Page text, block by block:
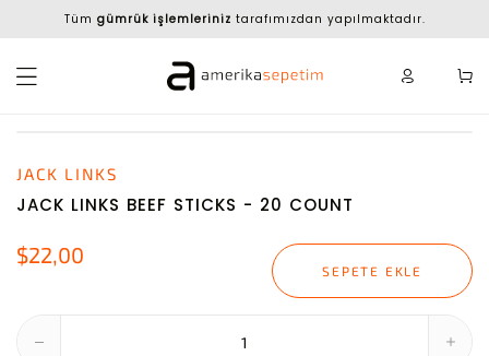
Tüm gümrük işlemleriniz tarafımızdan yapılmaktadır.
JACK LINKS
JACK LINKS BEEF STICKS - 20 COUNT
$22,00
SEPETE EKLE